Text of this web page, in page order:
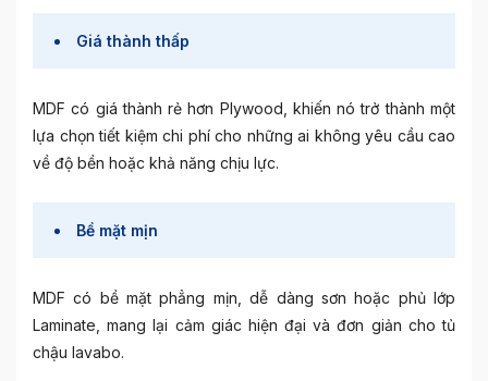
Giá thành thấp
MDF có giá thành rẻ hơn Plywood, khiến nó trở thành một
lựa chọn tiết kiệm chi phí cho những ai không yêu cầu cao
về độ bền hoặc khả năng chịu lực.
Bề mặt mịn
MDF có bề mặt phẳng mịn, dễ dàng sơn hoặc phủ lớp
Laminate, mang lại cảm giác hiện đại và đơn giản cho tủ
chậu lavabo.